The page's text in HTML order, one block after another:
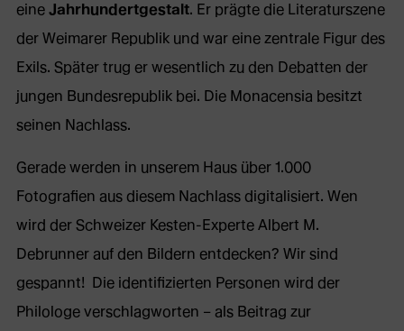
eine Jahrhundertgestalt. Er prägte die Literaturszene
der Weimarer Republik und war eine zentrale Figur des
Exils. Später trug er wesentlich zu den Debatten der
jungen Bundesrepublik bei. Die Monacensia besitzt
seinen Nachlass.
Gerade werden in unserem Haus über 1.000
Fotografien aus diesem Nachlass digitalisiert. Wen
wird der Schweizer Kesten-Experte Albert M.
Debrunner auf den Bildern entdecken? Wir sind
gespannt! Die identifizierten Personen wird der
Philologe verschlagworten – als Beitrag zur